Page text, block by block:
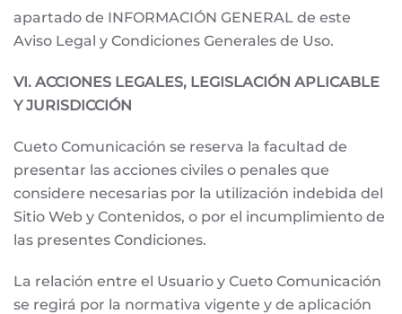
apartado de INFORMACIÓN GENERAL de este
Aviso Legal y Condiciones Generales de Uso.
VI. ACCIONES LEGALES, LEGISLACIÓN APLICABLE
Y JURISDICCIÓN
Cueto Comunicación se reserva la facultad de
presentar las acciones civiles o penales que
considere necesarias por la utilización indebida del
Sitio Web y Contenidos, o por el incumplimiento de
las presentes Condiciones.
La relación entre el Usuario y Cueto Comunicación
se regirá por la normativa vigente y de aplicación